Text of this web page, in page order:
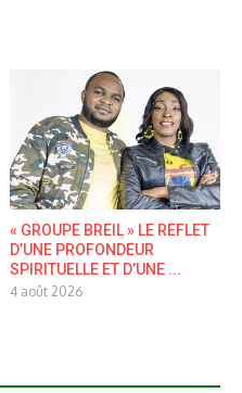
« GROUPE BREIL » LE REFLET
D’UNE PROFONDEUR
SPIRITUELLE ET D’UNE ...
4 août 2026